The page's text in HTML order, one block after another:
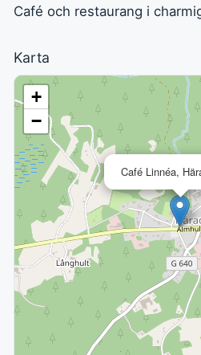
Café och restaurang i
Karta
Café Linnéa,
+
−